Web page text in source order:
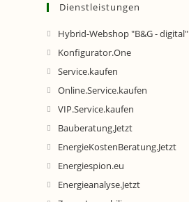
Dienstleistungen
Hybrid-Webshop "B&G - digital"
Konfigurator.One
Service.kaufen
Online.Service.kaufen
VIP.Service.kaufen
Bauberatung.Jetzt
EnergieKostenBeratung.Jetzt
Energiespion.eu
Energieanalyse.Jetzt